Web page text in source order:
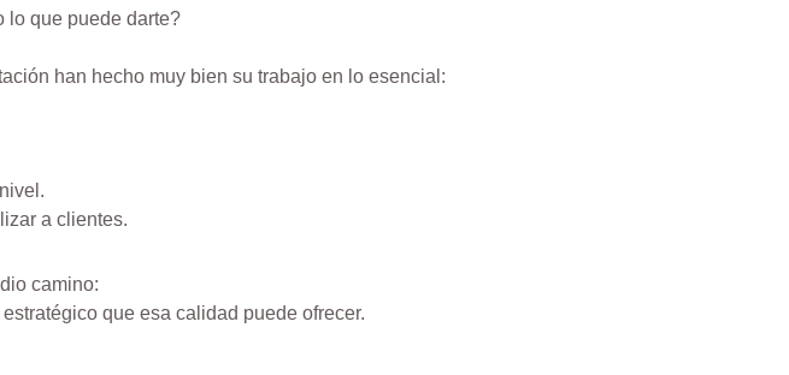
que puede darte?
han hecho muy bien su trabajo en lo esencial:
a clientes.
camino:
que esa calidad puede ofrecer.